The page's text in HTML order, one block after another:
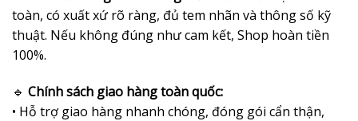
toàn, có xuất xứ rõ ràng, đủ tem nhãn và thông số kỹ
thuật. Nếu không đúng như cam kết, Shop hoàn tiền
100%.
🔹 Chính sách giao hàng toàn quốc:
• Hỗ trợ giao hàng nhanh chóng, đóng gói cẩn thận,